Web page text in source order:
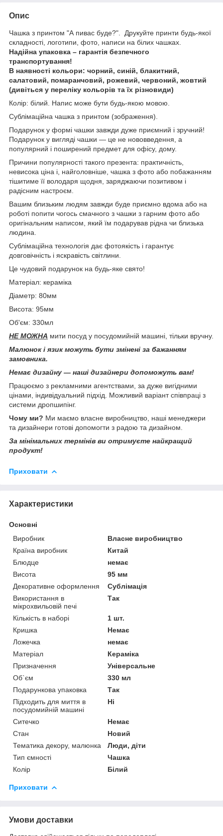
Опис
Чашка з принтом "А пивас буде?". Друкуйте принти будь-якої
складності, логотипи, фото, написи на білих чашках.
Надійна упаковка – гарантія безпечного
транспортування!
В наявності кольори: чорний, синій, блакитний,
салатовий, помаранчовий, рожевий, червоний, жовтий
(дивіться у переліку кольорів та їх різновиди)
Колір: білий. Напис може бути будь-якою мовою.
Сублімаційна чашка з принтом (зображення).
Подарунок у формі чашки завжди дуже приємний і зручний!
Подарунок у вигляді чашки — це не нововведення, а
популярний і поширений предмет для офісу, дому.
Причини популярності такого презента: практичність,
невисока ціна і, найголовніше, чашка з фото або побажанням
тішитиме її володаря щодня, заряджаючи позитивом і
радісним настроєм.
Вашим близьким людям завжди буде приємно вдома або на
роботі попити чогось смачного з чашки з гарним фото або
оригінальним написом, який їм подарував рідна чи близька
людина.
Сублімаційна технологія дає фотоякість і гарантує
довговічність і яскравість світлини.
Це чудовий подарунок на будь-яке свято!
Матеріал: кераміка
Діаметр: 80мм
Висота: 95мм
Об'єм: 330мл
НЕ МОЖНА мити посуд у посудомийній машині, тільки вручну.
Малюнок і язик можуть бути змінені за бажанням
замовника.
Немає дизайну — наші дизайнери допоможуть вам!
Працюємо з рекламними агентствами, за дуже вигідними
цінами, індивідуальний підхід. Можливий варіант співпраці з
системи дропшипінг.
Чому ми? Ми маємо власне виробництво, наші менеджери
та дизайнери готові допомогти з радою та дизайном.
За мінімальних термінів ви отримуєте найкращий
продукт!
Приховати
Характеристики
Основні
Виробник
Власне виробництво
Країна виробник
Китай
Блюдце
немає
Висота
95 мм
Декоративне оформлення
Сублімація
Використання в
мікрохвильовій печі
Так
Кількість в наборі
1 шт.
Кришка
Немає
Ложечка
немає
Матеріал
Кераміка
Призначення
Універсальне
Об`єм
330 мл
Подарункова упаковка
Так
Підходить для миття в
посудомийній машині
Ні
Ситечко
Немає
Стан
Новий
Тематика декору, малюнка
Люди, діти
Тип ємності
Чашка
Колір
Білий
Приховати
Умови доставки